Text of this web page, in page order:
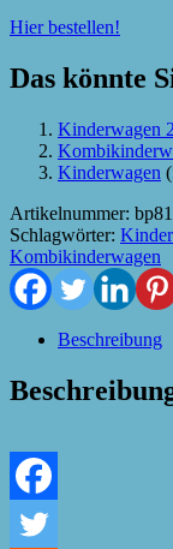
Hier bestellen!
Das könnte
Kinderwagen
Kinderwagen
Artikelnummer:
Schlagwörter:
Kombikinderwagen
Beschreibung